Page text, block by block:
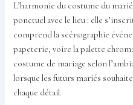
L’harmonie du costume du
ponctuel avec le lieu : elle
comprend la scénographie
papeterie, voire la palette
costume de mariage selon
lorsque les futurs mariés
chaque détail.